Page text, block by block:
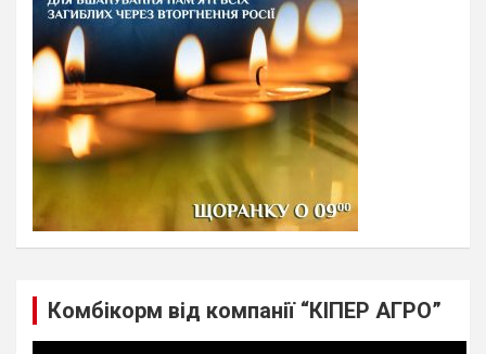
Комбікорм від компанії “КІПЕР АГРО”